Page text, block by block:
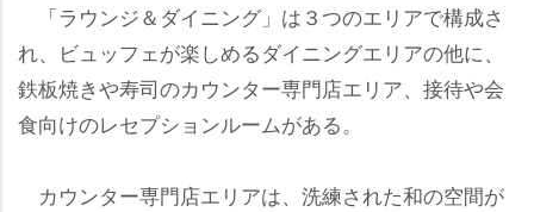
「ラウンジ＆ダイニング」は３つのエリアで構成さ
れ、ビュッフェが楽しめるダイニングエリアの他に、
鉄板焼きや寿司のカウンター専門店エリア、接待や会
食向けのレセプションルームがある。
カウンター専門店エリアは、洗練された和の空間が